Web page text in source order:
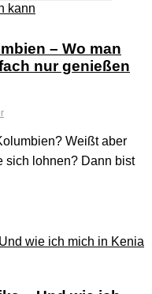
– Wo man
nur genießen
Weißt aber
sich lohnen? Dann bist